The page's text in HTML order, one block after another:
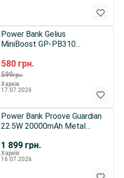
580 грн.
599грн.
Power Bank Gelius
MiniBoost GP-PB310
Харків
17.07.2026
1 899 грн.
Power Bank Proove Guardian
22.5W 20000mAh Metal
Харків
16.07.2026